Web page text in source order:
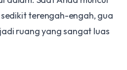
terengah-engah, gua
ruang yang sangat luas